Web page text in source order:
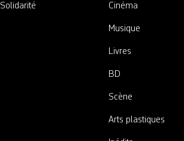
Solidarité Cinéma
Musique
Livres
BD
Scène
Arts plastiques